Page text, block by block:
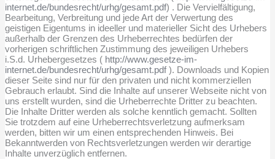
internet.de/bundesrecht/urhg/gesamt.pdf) . Die Vervielfältigung,
Bearbeitung, Verbreitung und jede Art der Verwertung des
geistigen Eigentums in ideeller und materieller Sicht des Urhebers
außerhalb der Grenzen des Urheberrechtes bedürfen der
vorherigen schriftlichen Zustimmung des jeweiligen Urhebers
i.S.d. Urhebergesetzes ( http://www.gesetze-im-
internet.de/bundesrecht/urhg/gesamt.pdf). Downloads und Kopien
dieser Seite sind nur für den privaten und nicht kommerziellen
Gebrauch erlaubt. Sind die Inhalte auf unserer Webseite nicht von
uns erstellt wurden, sind die Urheberrechte Dritter zu beachten.
Die Inhalte Dritter werden als solche kenntlich gemacht. Sollten
Sie trotzdem auf eine Urheberrechtsverletzung aufmerksam
werden, bitten wir um einen entsprechenden Hinweis. Bei
Bekanntwerden von Rechtsverletzungen werden wir derartige
Inhalte unverzüglich entfernen.